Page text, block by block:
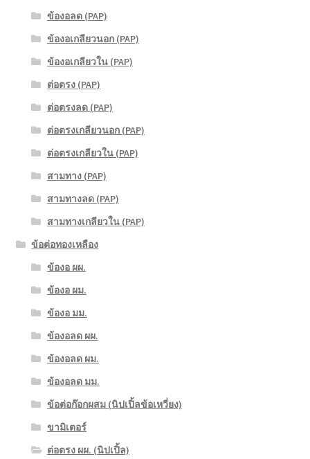
ข้องอลด (PAP)
ข้องอเกลียวนอก (PAP)
ข้องอเกลียวใน (PAP)
ต่อตรง (PAP)
ต่อตรงลด (PAP)
ต่อตรงเกลียวนอก (PAP)
ต่อตรงเกลียวใน (PAP)
สามทาง (PAP)
สามทางลด (PAP)
สามทางเกลียวใน (PAP)
ข้อต่อทองเหลือง
ข้องอ ผผ.
ข้องอ ผม.
ข้องอ มม.
ข้องอลด ผผ.
ข้องอลด ผม.
ข้องอลด มม.
ข้อต่อก๊อกผสม (นิปเปิ้ลข้อเหวี่ยง)
ขามิเตอร์
ต่อตรง ผผ. (นิปเปิ้ล)